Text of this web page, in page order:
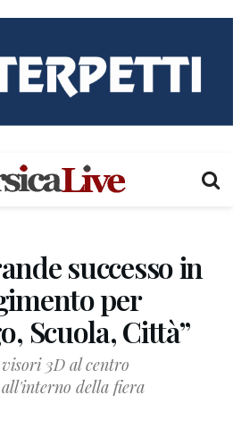
successo in
per
Scuola, Città”
3D al centro
della fiera